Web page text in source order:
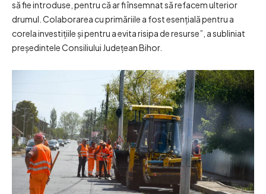
să fie introduse, pentru că ar fi însemnat să refacem ulterior
drumul. Colaborarea cu primăriile a fost esențială pentru a
corela investițiile și pentru a evita risipa de resurse”, a subliniat
președintele Consiliului Județean Bihor.